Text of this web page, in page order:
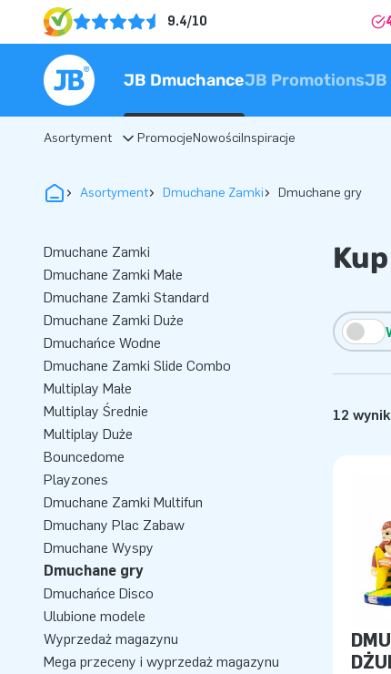
9.4/10
JB DmuchanceJB PromotionsJB
Asortyment PromocjeNowościInspiracje
Asortyment Dmuchane Zamki Dmuchane gry
Dmuchane Zamki
Dmuchane Zamki Małe
Dmuchane Zamki Standard
Dmuchane Zamki Duże
Dmuchańce Wodne
Dmuchane Zamki Slide Combo
Multiplay Małe
Multiplay Średnie
Multiplay Duże
Bouncedome
Playzones
Dmuchane Zamki Multifun
Dmuchany Plac Zabaw
Dmuchane Wyspy
Dmuchane gry
Dmuchańce Disco
Ulubione modele
Wyprzedaż magazynu
Mega przeceny i wyprzedaż magazynu
12